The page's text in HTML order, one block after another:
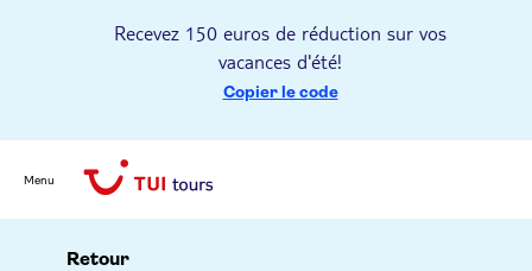
Recevez 150 euros de réduction sur vos
vacances d'été!
Copier le code
Menu
Retour